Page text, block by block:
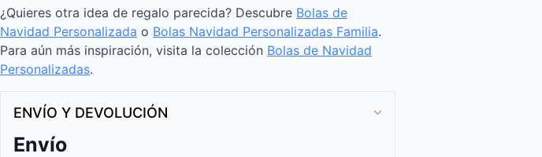
¿Quieres otra idea de regalo parecida? Descubre Bolas de
Navidad Personalizada o Bolas Navidad Personalizadas Familia.
Para aún más inspiración, visita la colección Bolas de Navidad
Personalizadas.
ENVÍO Y DEVOLUCIÓN
Envío